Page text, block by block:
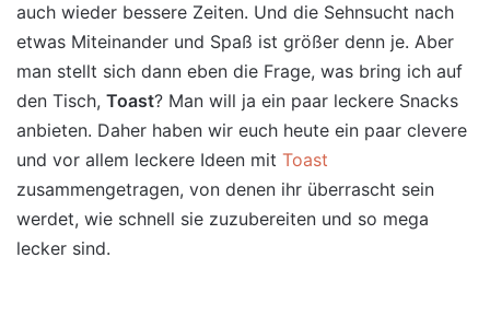
auch wieder bessere Zeiten. Und die Sehnsucht nach
etwas Miteinander und Spaß ist größer denn je. Aber
man stellt sich dann eben die Frage, was bring ich auf
den Tisch, Toast? Man will ja ein paar leckere Snacks
anbieten. Daher haben wir euch heute ein paar clevere
und vor allem leckere Ideen mit Toast
zusammengetragen, von denen ihr überrascht sein
werdet, wie schnell sie zuzubereiten und so mega
lecker sind.